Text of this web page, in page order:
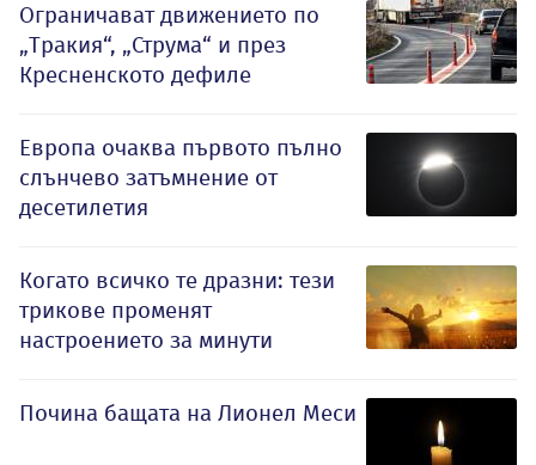
Ограничават движението по
„Тракия“, „Струма“ и през
Кресненското дефиле
Европа очаква първото пълно
слънчево затъмнение от
десетилетия
Когато всичко те дразни: тези
трикове променят
настроението за минути
Почина бащата на Лионел Меси